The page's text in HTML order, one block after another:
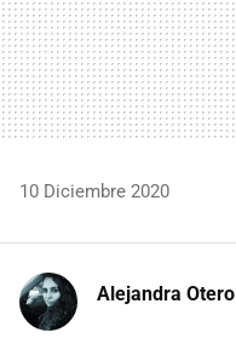
10 Diciembre 2020
Alejandra Otero